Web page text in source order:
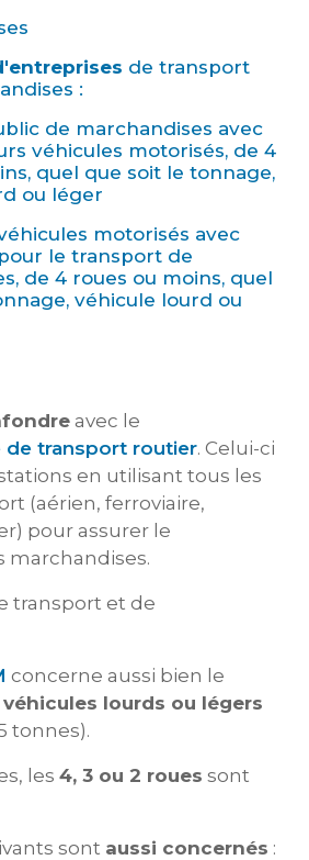
de transport
:
de marchandises avec
véhicules motorisés, de 4
quel que soit le tonnage,
ou léger
motorisés avec
le transport de
de 4 roues ou moins, quel
véhicule lourd ou
avec le
de transport routier. Celui-ci
en utilisant tous les
(aérien, ferroviaire,
pour assurer le
marchandises.
transport et de
concerne aussi bien le
véhicules lourds ou légers
tonnes).
les 4, 3 ou 2 roues sont
sont aussi concernés :